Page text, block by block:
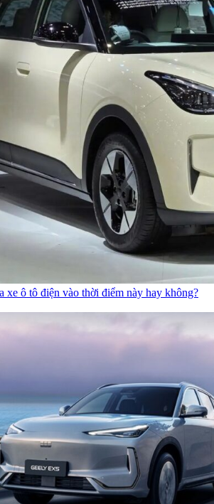
xe ô tô điện vào thời điểm này hay không?